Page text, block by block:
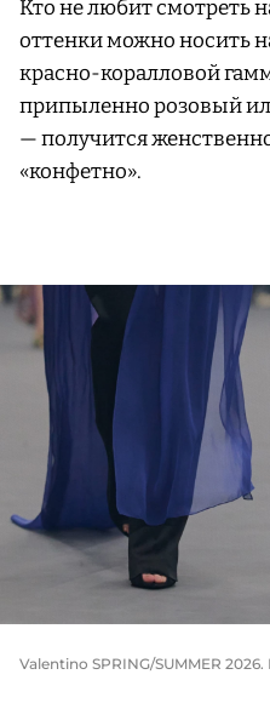
Кто не любит смотреть
оттенки можно носить
красно-коралловой
припыленно розовый
— получится
«конфетно».
Valentino SPRING/SUMMER